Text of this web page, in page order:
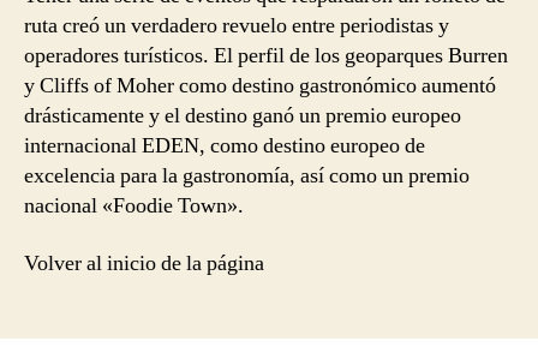
ruta creó un verdadero revuelo entre periodistas y
operadores turísticos. El perfil de los geoparques Burren
y Cliffs of Moher como destino gastronómico aumentó
drásticamente y el destino ganó un premio europeo
internacional EDEN, como destino europeo de
excelencia para la gastronomía, así como un premio
nacional «Foodie Town».
Volver al inicio de la página